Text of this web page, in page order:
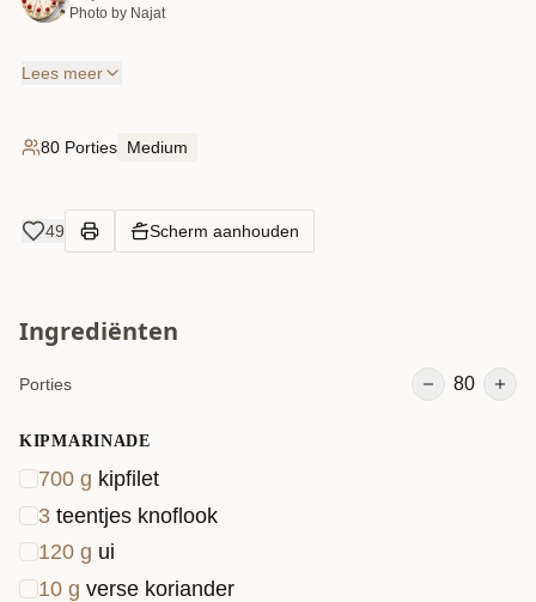
Photo by Najat
Lees meer
80 Porties Medium
49 Scherm aanhouden
Ingrediënten
Porties 80
KIPMARINADE
700 g kipfilet
3 teentjes knoflook
120 g ui
10 g verse koriander